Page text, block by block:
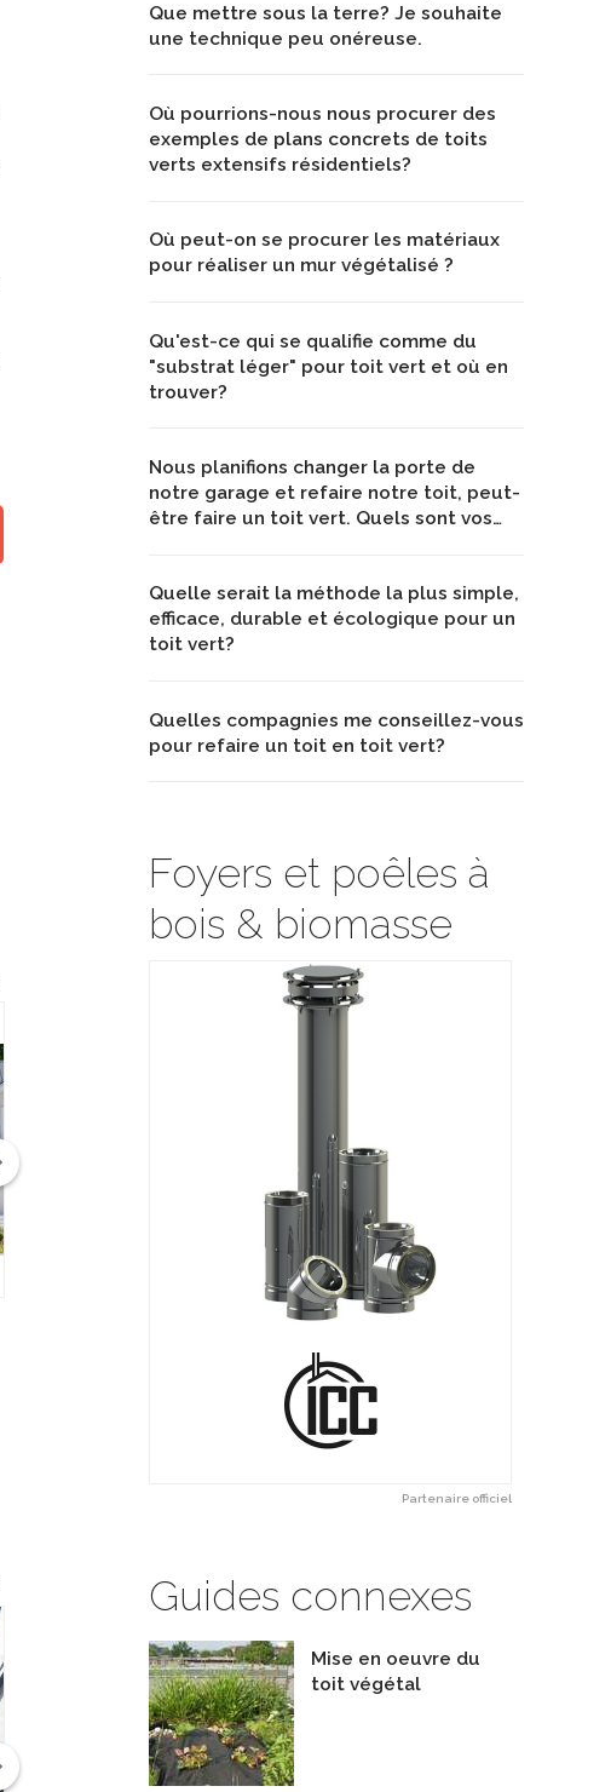
Que mettre sous la terre? Je souhaite
une technique peu onéreuse.
Où pourrions-nous nous procurer des
exemples de plans concrets de toits
verts extensifs résidentiels?
Où peut-on se procurer les matériaux
pour réaliser un mur végétalisé ?
Qu'est-ce qui se qualifie comme du
"substrat léger" pour toit vert et où en
trouver?
Nous planifions changer la porte de
notre garage et refaire notre toit, peut-
être faire un toit vert. Quels sont vos…
Quelle serait la méthode la plus simple,
efficace, durable et écologique pour un
toit vert?
Quelles compagnies me conseillez-vous
pour refaire un toit en toit vert?
Foyers et poêles à
bois & biomasse
Partenaire officiel
Guides connexes
Mise en oeuvre du
toit végétal